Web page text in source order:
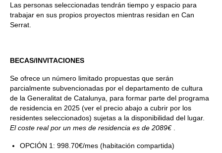
Las personas seleccionadas tendrán tiempo y espacio para
trabajar en sus propios proyectos mientras residan en Can
Serrat.
BECAS/INVITACIONES
Se ofrece un número limitado propuestas que serán
parcialmente subvencionadas por el departamento de cultura
de la Generalitat de Catalunya, para formar parte del programa
de residencia en 2025 (ver el precio abajo a cubrir por los
residentes seleccionados) sujetas a la disponibilidad del lugar.
El coste real por un mes de residencia es de 2089€.
OPCIÓN 1: 998.70€/mes (habitación compartida)